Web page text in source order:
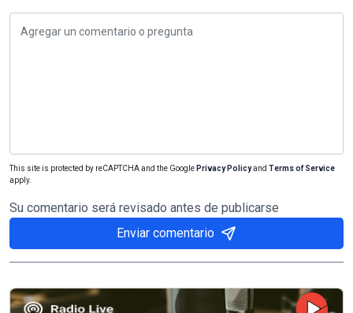
This site is protected by reCAPTCHA and the Google Privacy Policyand Terms of Service
apply.
Su comentario será revisado antes de publicarse
Enviar comentario